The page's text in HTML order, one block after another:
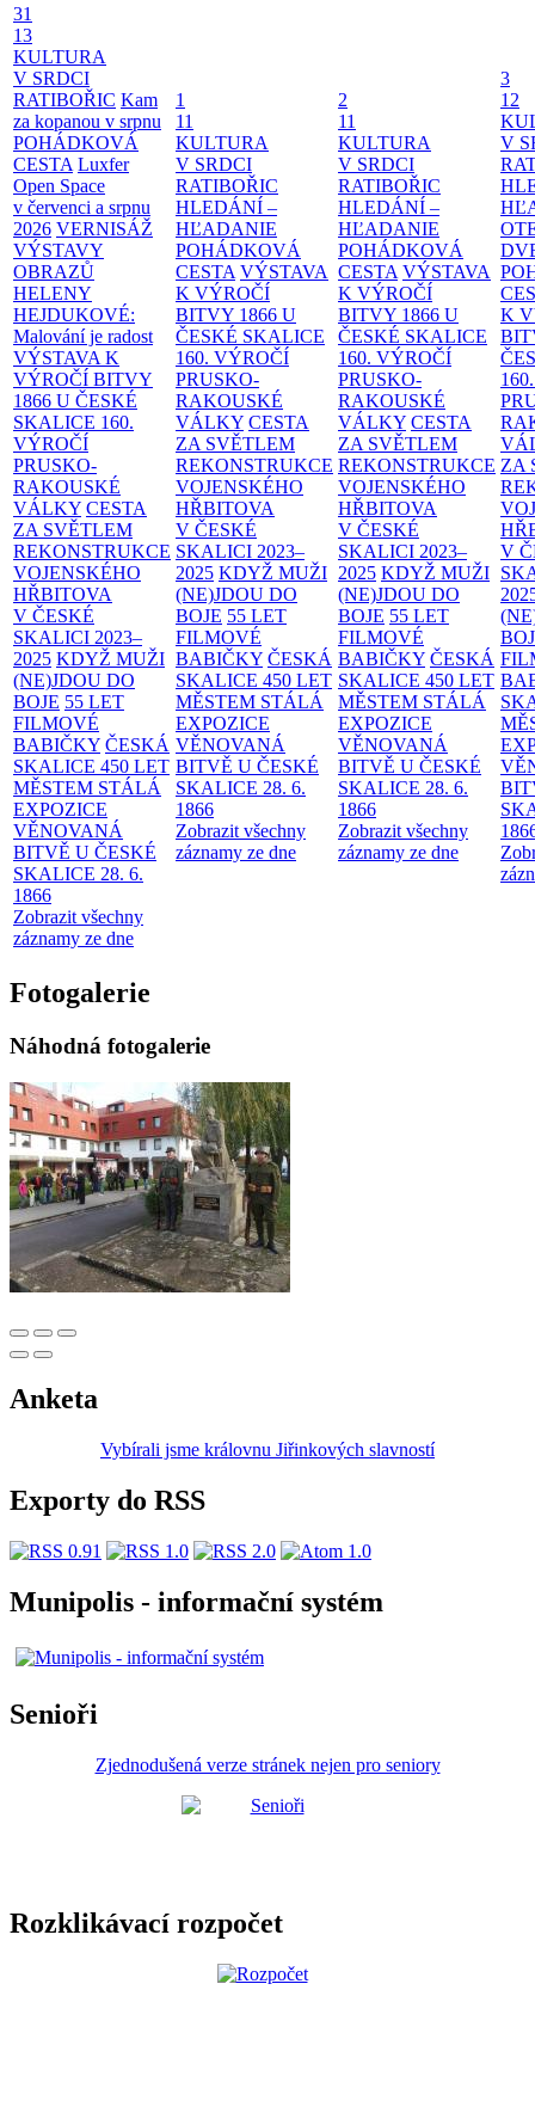
31
13
KULTURA
V SRDCI
RATIBOŘIC Kam
za kopanou v srpnu
POHÁDKOVÁ
CESTA Luxfer
Open Space
v červenci a srpnu
2026 VERNISÁŽ
VÝSTAVY
OBRAZŮ
HELENY
HEJDUKOVÉ:
Malování je radost
VÝSTAVA K
VÝROČÍ BITVY
1866 U ČESKÉ
SKALICE 160.
VÝROČÍ
PRUSKO-
RAKOUSKÉ
VÁLKY CESTA
ZA SVĚTLEM
REKONSTRUKCE
VOJENSKÉHO
HŘBITOVA
V ČESKÉ
SKALICI 2023–
2025 KDYŽ MUŽI
(NE)JDOU DO
BOJE 55 LET
FILMOVÉ
BABIČKY ČESKÁ
SKALICE 450 LET
MĚSTEM STÁLÁ
EXPOZICE
VĚNOVANÁ
BITVĚ U ČESKÉ
SKALICE 28. 6.
1866
Zobrazit všechny
záznamy ze dne
1
11
KULTURA
V SRDCI
RATIBOŘIC
HLEDÁNÍ –
HĽADANIE
POHÁDKOVÁ
CESTA VÝSTAVA
K VÝROČÍ
BITVY 1866 U
ČESKÉ SKALICE
160. VÝROČÍ
PRUSKO-
RAKOUSKÉ
VÁLKY CESTA
ZA SVĚTLEM
REKONSTRUKCE
VOJENSKÉHO
HŘBITOVA
V ČESKÉ
SKALICI 2023–
2025 KDYŽ MUŽI
(NE)JDOU DO
BOJE 55 LET
FILMOVÉ
BABIČKY ČESKÁ
SKALICE 450 LET
MĚSTEM STÁLÁ
EXPOZICE
VĚNOVANÁ
BITVĚ U ČESKÉ
SKALICE 28. 6.
1866
Zobrazit všechny
záznamy ze dne
2
11
KULTURA
V SRDCI
RATIBOŘIC
HLEDÁNÍ –
HĽADANIE
POHÁDKOVÁ
CESTA VÝSTAVA
K VÝROČÍ
BITVY 1866 U
ČESKÉ SKALICE
160. VÝROČÍ
PRUSKO-
RAKOUSKÉ
VÁLKY CESTA
ZA SVĚTLEM
REKONSTRUKCE
VOJENSKÉHO
HŘBITOVA
V ČESKÉ
SKALICI 2023–
2025 KDYŽ MUŽI
(NE)JDOU DO
BOJE 55 LET
FILMOVÉ
BABIČKY ČESKÁ
SKALICE 450 LET
MĚSTEM STÁLÁ
EXPOZICE
VĚNOVANÁ
BITVĚ U ČESKÉ
SKALICE 28. 6.
1866
Zobrazit všechny
záznamy ze dne
3
12
V
K
ZA
V
Fotogalerie
Náhodná fotogalerie
Anketa
Vybírali jsme královnu Jiřinkových slavností
Exporty do RSS
Munipolis - informační systém
Senioři
Zjednodušená verze stránek nejen pro seniory
Rozklikávací rozpočet